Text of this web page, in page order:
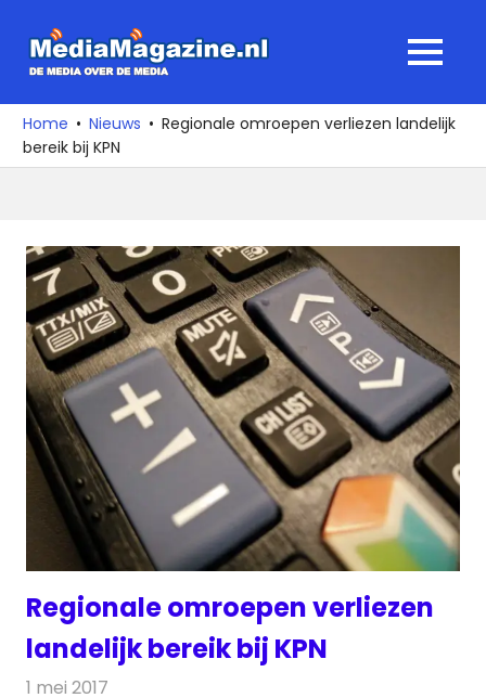
naar
media
over
de
MENU
Home Nieuws
Regionale omroepen verliezen landelijk
bereik bij KPN
Regionale omroepen verliezen
landelijk bereik bij KPN
1 mei 2017